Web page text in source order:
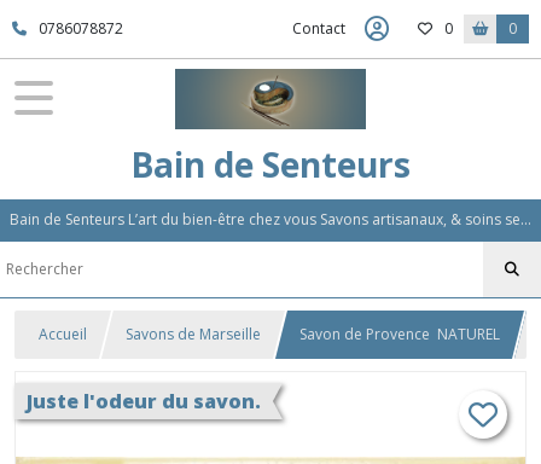
0786078872 Contact 0 0
Bain de Senteurs
Bain de Senteurs L’art du bien-être chez vous Savons artisanaux, & soins sensoriels, Aromathérapie et Parfums d'Ambiance,Soin Des Cheveux
Accueil Savons de Marseille Savon de Provence NATUREL
Juste l'odeur du savon.